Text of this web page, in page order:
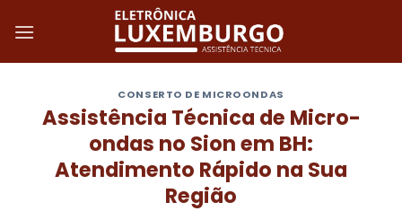
CONSERTO DE MICROONDAS
Assistência Técnica de Micro-
ondas no Sion em BH:
Atendimento Rápido na Sua
Região